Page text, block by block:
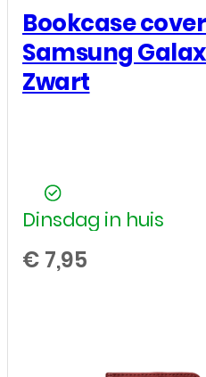
Bookcase
Samsung
Zwart
Dinsdag in huis
€ 7,95